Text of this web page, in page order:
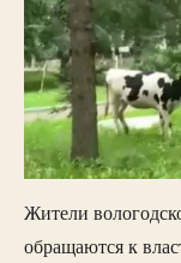
Жители
обращаются к